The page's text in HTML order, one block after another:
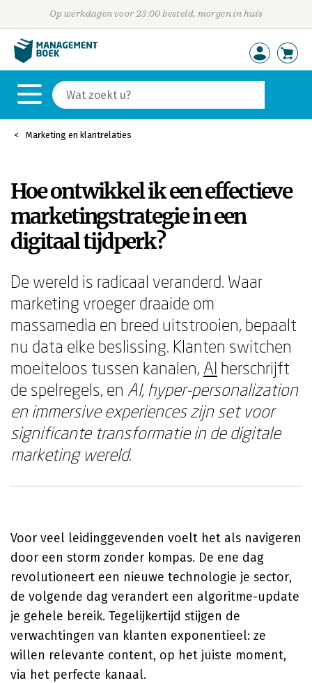
Op werkdagen voor 23:00 besteld, morgen in huis
Marketing en klantrelaties
Hoe ontwikkel ik een effectieve
marketingstrategie in een
digitaal tijdperk?
De wereld is radicaal veranderd. Waar
marketing vroeger draaide om
massamedia en breed uitstrooien, bepaalt
nu data elke beslissing. Klanten switchen
moeiteloos tussen kanalen, AI herschrijft
de spelregels, en AI, hyper-personalization
en immersive experiences zijn set voor
significante transformatie in de digitale
marketing wereld.
Voor veel leidinggevenden voelt het als navigeren
door een storm zonder kompas. De ene dag
revolutioneert een nieuwe technologie je sector,
de volgende dag verandert een algoritme-update
je gehele bereik. Tegelijkertijd stijgen de
verwachtingen van klanten exponentieel: ze
willen relevante content, op het juiste moment,
via het perfecte kanaal.